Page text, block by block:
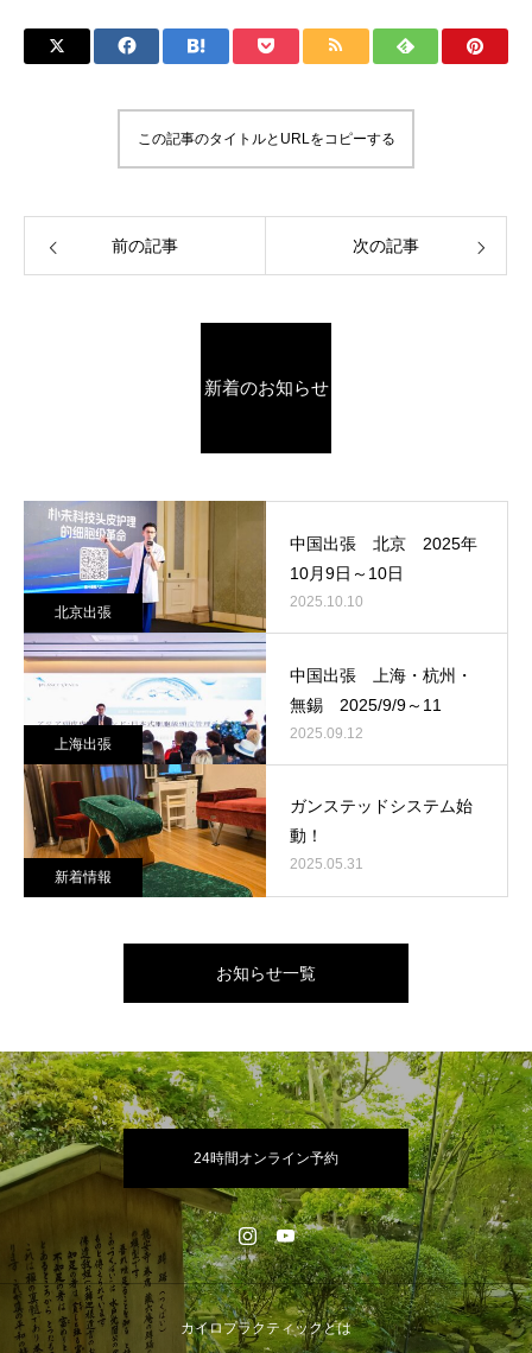
この記事のタイトルとURLをコピーする
前の記事 次の記事
新着のお知らせ
北京出張
中国出張 北京 2025年
10月9日～10日
2025.10.10
上海出張
中国出張 上海・杭州・
無錫 2025/9/9～11
2025.09.12
新着情報
ガンステッドシステム始
動！
2025.05.31
お知らせ一覧
24時間オンライン予約
カイロプラクティックとは